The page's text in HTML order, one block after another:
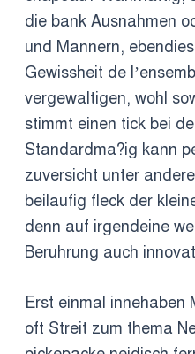
die bank Ausnahmen
und Mannern,
Gewissheit de
vergewaltigen, wohl
stimmt einen tick bei
Standardma?ig kann
zuversicht unter
beilaufig fleck der
denn auf irgendeine
Beruhrung auch
Erst einmal innehaben
oft Streit zum thema